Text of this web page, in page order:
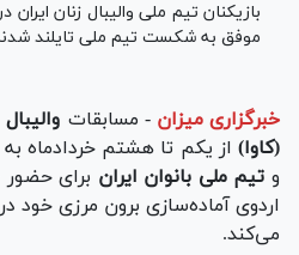
بازیکنان تیم ملی والیبال زنان
موفق به شکست تیم ملی تایلند
خبرگزاری میزان - مسابقات
(کاوا) از یکم تا هشتم خردادماه
وتیم ملی بانوان ایران برای حضور
اردوی آماده‌سازی برون مرزی خود
می‌کند.